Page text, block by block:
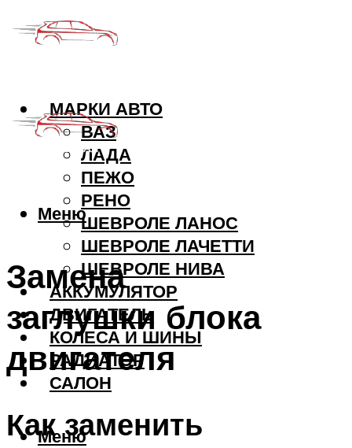
МАРКИ АВТО
ВАЗ
ЛАДА
ПЕЖО
РЕНО
ШЕВРОЛЕ ЛАНОС
ШЕВРОЛЕ ЛАЧЕТТИ
ШЕВРОЛЕ НИВА
АККУМУЛЯТОР
ДВИГАТЕЛЬ
КОЛЕСА И ШИНЫ
РАДИАТОР
САЛОН
Меню
Меню
Замена
заглушки блока
двигателя
Как заменить